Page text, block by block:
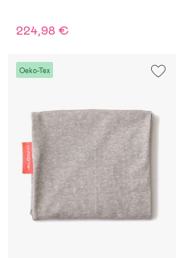
224,98 €
Oeko-Tex